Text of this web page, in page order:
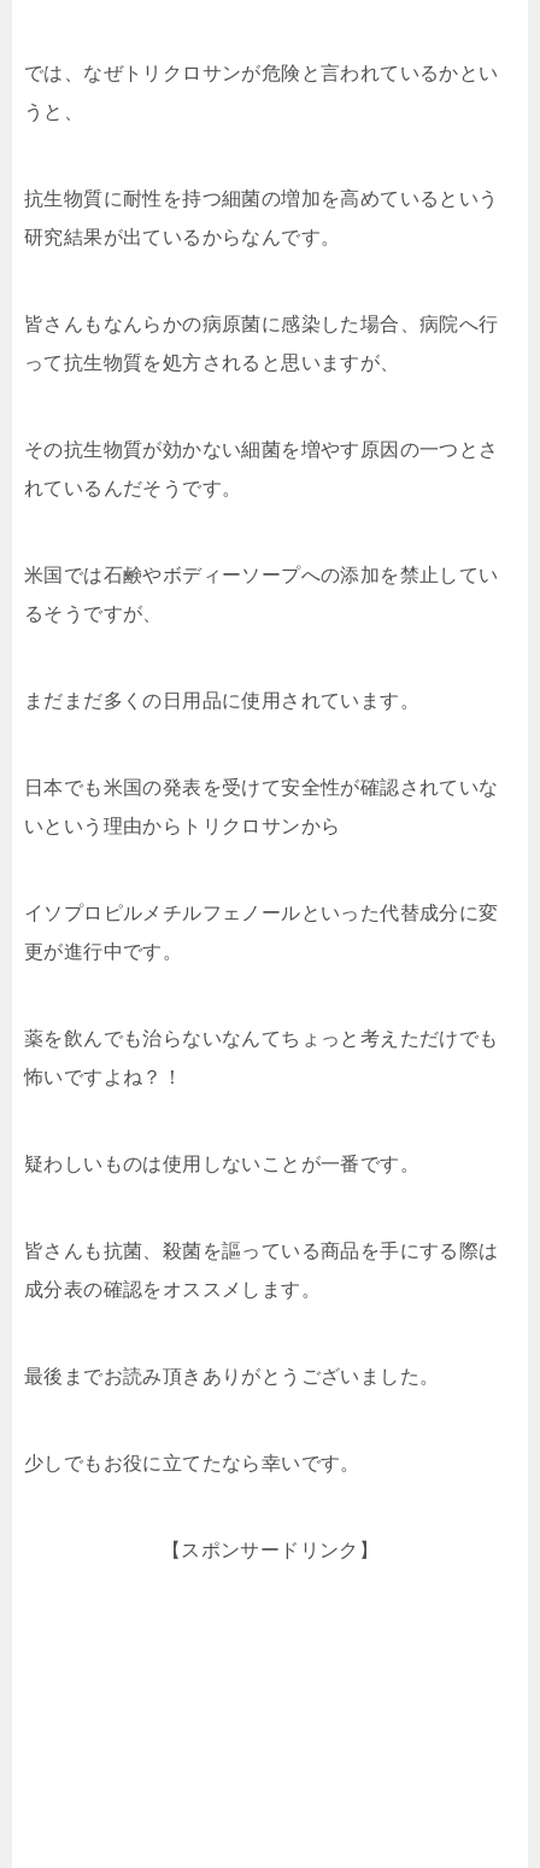
では、なぜトリクロサンが危険と言われているかとい
うと、
抗生物質に耐性を持つ細菌の増加を高めているという
研究結果が出ているからなんです。
皆さんもなんらかの病原菌に感染した場合、病院へ行
って抗生物質を処方されると思いますが、
その抗生物質が効かない細菌を増やす原因の一つとさ
れているんだそうです。
米国では石鹸やボディーソープへの添加を禁止してい
るそうですが、
まだまだ多くの日用品に使用されています。
日本でも米国の発表を受けて安全性が確認されていな
いという理由からトリクロサンから
イソプロピルメチルフェノールといった代替成分に変
更が進行中です。
薬を飲んでも治らないなんてちょっと考えただけでも
怖いですよね？！
疑わしいものは使用しないことが一番です。
皆さんも抗菌、殺菌を謳っている商品を手にする際は
成分表の確認をオススメします。
最後までお読み頂きありがとうございました。
少しでもお役に立てたなら幸いです。
【スポンサードリンク】